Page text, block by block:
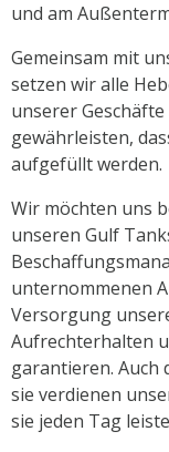
und am
Gemeinsam mit
setzen wir alle
unserer
gewährleisten,
aufgefüllt werden.
Wir möchten uns
unseren Gulf
unternommenen
Versorgung
Aufrechterhalten
garantieren. Auch
sie verdienen
sie jeden Tag